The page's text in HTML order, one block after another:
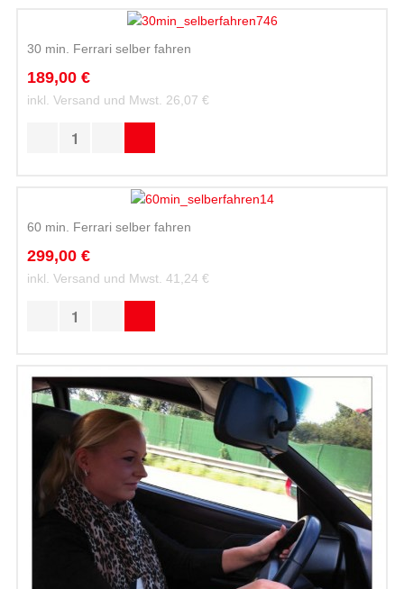
30 min. Ferrari selber fahren
189,00 €
inkl. Versand und Mwst. 26,07 €
60 min. Ferrari selber fahren
299,00 €
inkl. Versand und Mwst. 41,24 €